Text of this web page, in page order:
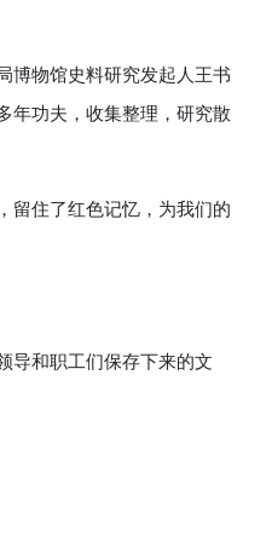
物馆史料研究发起人王书
年功夫，收集整理，研究散
住了红色记忆，为我们的
和职工们保存下来的文